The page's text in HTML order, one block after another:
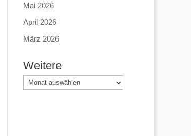
Mai 2026
April 2026
März 2026
Weitere
Weitere